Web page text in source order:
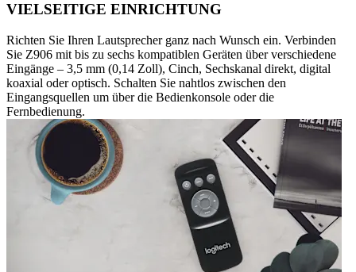
VIELSEITIGE EINRICHTUNG
Richten Sie Ihren Lautsprecher ganz nach Wunsch ein. Verbinden
Sie Z906 mit bis zu sechs kompatiblen Geräten über verschiedene
Eingänge – 3,5 mm (0,14 Zoll), Cinch, Sechskanal direkt, digital
koaxial oder optisch. Schalten Sie nahtlos zwischen den
Eingangsquellen um über die Bedienkonsole oder die
Fernbedienung.